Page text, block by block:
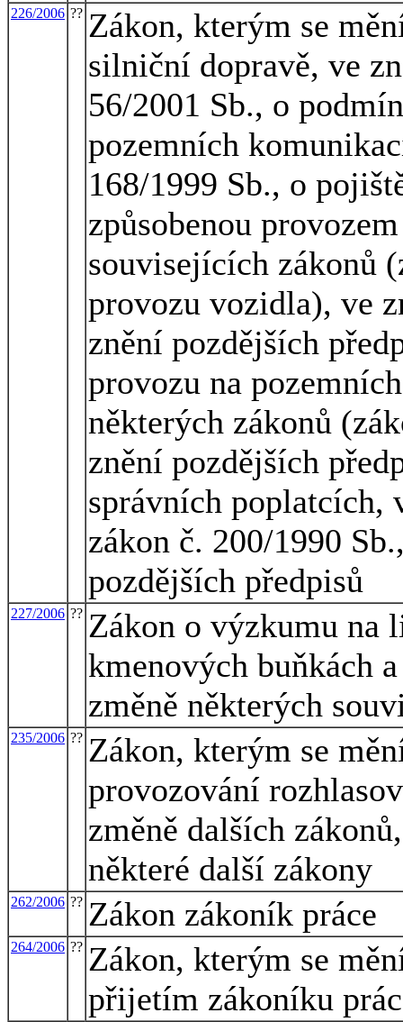
226/2006 ?? Zákon, kterým se
silniční dopravě, ve
56/2001 Sb., o
pozemních
168/1999 Sb., o
způsobenou
souvisejících zákonů
provozu vozidla), ve
znění pozdějších
provozu na
některých zákonů
znění pozdějších
správních poplatcích,
zákon č. 200/1990
pozdějších předpisů
227/2006 ?? Zákon o výzkumu na
kmenových buňkách
změně některých
235/2006 ?? Zákon, kterým se
provozování
změně dalších
některé další zákony
262/2006 ?? Zákon zákoník práce
264/2006 ?? Zákon, kterým se
přijetím zákoníku